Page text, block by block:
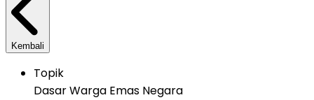
Kembali
Topik
Dasar Warga Emas Negara